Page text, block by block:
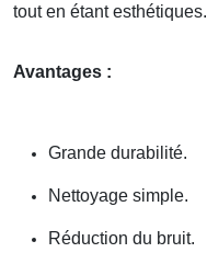
tout en étant esthétiques.
Avantages :
Grande durabilité.
Nettoyage simple.
Réduction du bruit.